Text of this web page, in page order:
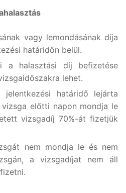
vagy lemondásának díja
határidőn belül.
a halasztási díj befizetése
lehet.
határidő lejárta
előtti napon mondja le
vizsgadíj 70%-át fizetjük
nem mondja le és nem
a vizsgadíjat nem áll